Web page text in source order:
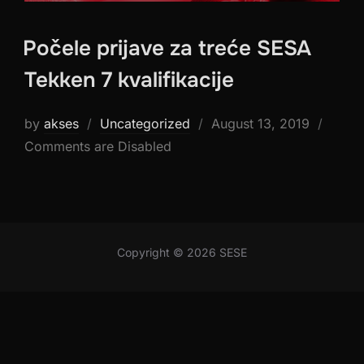
Počele prijave za treće SESA
Tekken 7 kvalifikacije
by akses Uncategorized
Posted
August 13, 2019
Comments are Disabled
Copyright © 2026 SESE